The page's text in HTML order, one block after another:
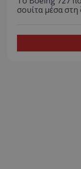
σουίτα μέσα στη